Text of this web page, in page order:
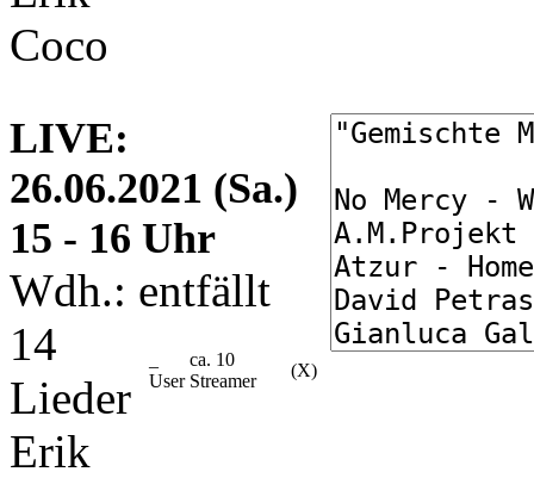
Coco
LIVE:
26.06.2021 (Sa.)
15 - 16 Uhr
Wdh.: entfällt
14
Lieder
User
ca. 10
Streamer
(X)
Erik